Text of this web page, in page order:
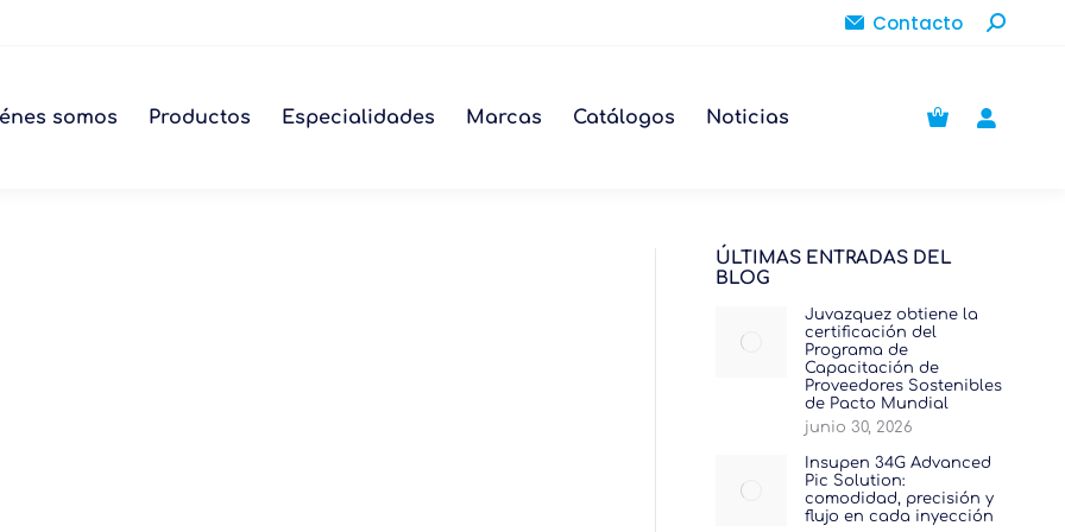
Contacto Buscar:
somos Productos Especialidades Marcas Catálogos Noticias
ÚLTIMAS ENTRADAS DEL
BLOG
Juvazquez obtiene la
certificación del
Programa de
Capacitación de
Proveedores Sostenibles
de Pacto Mundial
junio 30, 2026
Insupen 34G Advanced
Pic Solution:
comodidad, precisión y
flujo en cada inyección